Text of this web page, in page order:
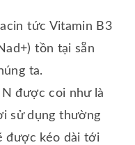
tức Vitamin B3
tồn tại sẵn
ta.
được coi như là
sử dụng thường
được kéo dài tới